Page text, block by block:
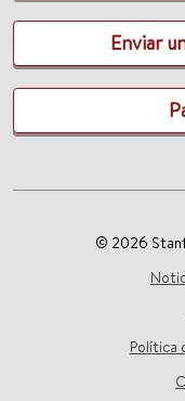
Enviar
© 2026
Política